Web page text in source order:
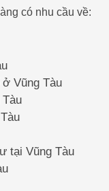
có nhu cầu về:
Vũng Tàu
tại Vũng Tàu